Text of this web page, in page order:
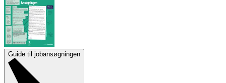
Guide til jobansøgningen